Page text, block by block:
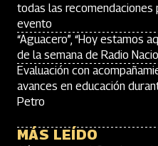
todas las
evento
“Aguacero”, “Hoy estamos
de la semana de Radio
Evaluación con
avances en educación
Petro
MÁS LEÍDO